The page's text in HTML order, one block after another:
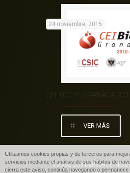
24 noviembre, 2015
CEI BIOTIC GRANADA
VER MÁS
TODOS LOS DERECHOS
Utilizamos cookies propias y de terceros para
servicios mediante el análisis de sus hábitos de
cierra este aviso, continúa navegando o permanece